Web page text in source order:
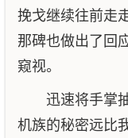
挽戈继续往前走
那碑也做出了回
窥视。
迅速将手掌
机族的秘密远比